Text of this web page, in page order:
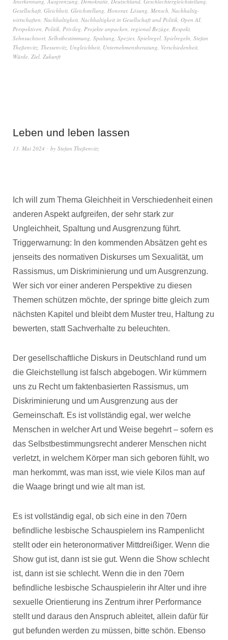
Gesellschaft, Gleichheit, Gleichstellung, Honorar, Lösung, Mensch, Nachhaltig-
wirtschaften, Nachhaltigkeit, Nachhaltigkeit in Gesellschaft und Politik, Open AI,
Perspektiven, Politik, Privileg, Projekte anpacken, regional Bezüge, Respekt,
Sehnsuchtsort, Selbstbestimmung, Spaltung, Spezies, Spielregel, Spielregeln, Stefan
Theßenvitz, Thessenvitz, Ungleichheit, Unternehmensberatung, Verschiedenheit,
Würde, Ziel, Zukunft
Leben und leben lassen
13. Mai 2024 by Stefan Theßenvitz
Ich will zum Thema Gleichheit in Verschiedenheit einen
anderen Aspekt aufgreifen, der sehr stark zur
Ungleichheit, Spaltung und Ausgrenzung führt.
Triggerwarnung: In den kommenden Absätzen geht es
jenseits des normativen Diskurses um Sexualität, um
Rassismus, um Diskriminierung und um Ausgrenzung.
Wer sich vor einer anderen Perspektive zu diesen
Themen schützen möchte, der springe bitte gleich zum
nächsten Kapitel und bleibt dem Muster treu, Haltung zu
bewerten, statt Sachverhalte zu beleuchten.
Der gesellschaftliche Diskurs in Deutschland rund um
die Gleichstellung ist falsch abgebogen. Wir kümmern
uns zu Recht um faktenbasierten Rassismus, um
Diskriminierung und um Ausgrenzung aus der
Gemeinschaft. Es ist vollständig egal, wer welche
Menschen in welcher Art und Weise begehrt – sofern es
das Selbstbestimmungsrecht anderer Menschen nicht
verletzt, in welchem Körper man sich geboren fühlt, wo
man herkommt, was man isst, wie viele Kilos man auf
die Waage bringt und wie alt man ist.
Es ist vollständig egal, ob sich eine in den 70ern
befindliche lesbische Schauspielern ins Rampenlicht
stellt oder ein heteronormativer Mittdreißiger. Wenn die
Show gut ist, dann ist sie gut. Wenn die Show schlecht
ist, dann ist sie schlecht. Wenn die in den 70ern
befindliche lesbische Schauspielerin ihr Alter und ihre
sexuelle Orientierung ins Zentrum ihrer Performance
stellt und daraus den Anspruch ableitet, allein dafür für
gut befunden werden zu müssen, bitte schön. Ebenso